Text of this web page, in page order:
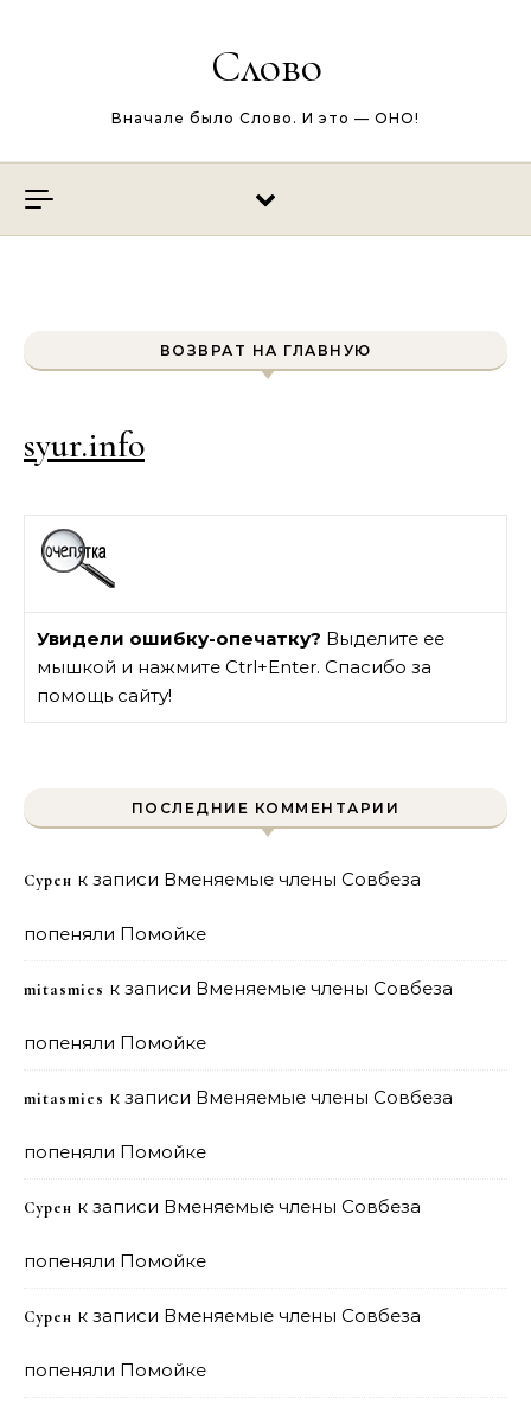
Слово
Вначале было Слово. И это — ОНО!
ВОЗВРАТ НА ГЛАВНУЮ
syur.info
Увидели ошибку-опечатку? Выделите ее
мышкой и нажмите Ctrl+Enter. Спасибо за
помощь сайту!
ПОСЛЕДНИЕ КОММЕНТАРИИ
Сурен к записи Вменяемые члены Совбеза
попеняли Помойке
mitasmies к записи Вменяемые члены Совбеза
попеняли Помойке
mitasmies к записи Вменяемые члены Совбеза
попеняли Помойке
Сурен к записи Вменяемые члены Совбеза
попеняли Помойке
Сурен к записи Вменяемые члены Совбеза
попеняли Помойке